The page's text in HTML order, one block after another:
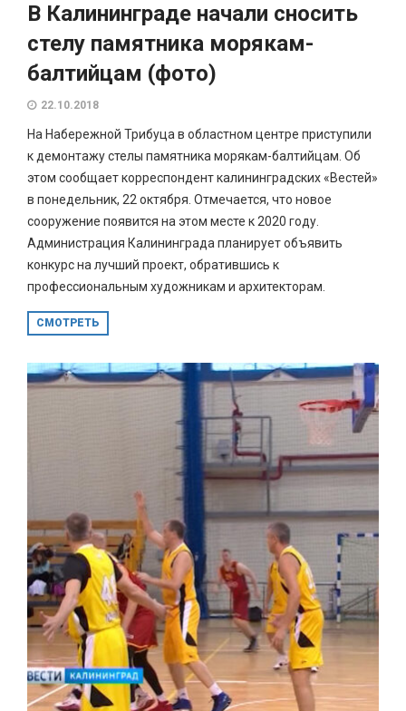
В Калининграде начали сносить
стелу памятника морякам-
балтийцам (фото)
22.10.2018
На Набережной Трибуца в областном центре приступили
к демонтажу стелы памятника морякам-балтийцам. Об
этом сообщает корреспондент калининградских «Вестей»
в понедельник, 22 октября. Отмечается, что новое
сооружение появится на этом месте к 2020 году.
Администрация Калининграда планирует объявить
конкурс на лучший проект, обратившись к
профессиональным художникам и архитекторам.
СМОТРЕТЬ